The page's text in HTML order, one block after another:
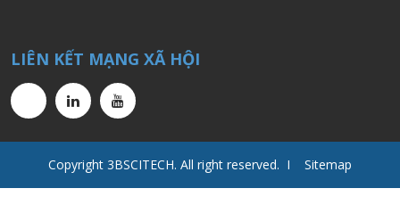
LIÊN KẾT MẠNG XÃ HỘI
Copyright 3BSCITECH. All right reserved. I Sitemap